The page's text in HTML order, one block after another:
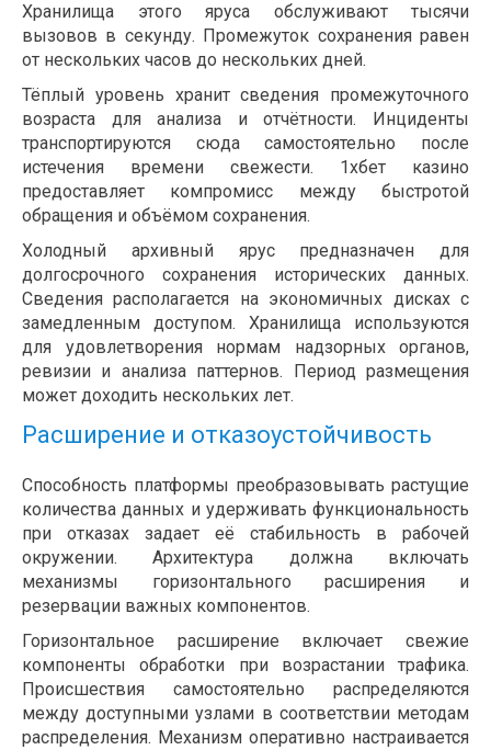
Хранилища этого яруса обслуживают тысячи
вызовов в секунду. Промежуток сохранения равен
от нескольких часов до нескольких дней.
Тёплый уровень хранит сведения промежуточного
возраста для анализа и отчётности. Инциденты
транспортируются сюда самостоятельно после
истечения времени свежести. 1хбет казино
предоставляет компромисс между быстротой
обращения и объёмом сохранения.
Холодный архивный ярус предназначен для
долгосрочного сохранения исторических данных.
Сведения располагается на экономичных дисках с
замедленным доступом. Хранилища используются
для удовлетворения нормам надзорных органов,
ревизии и анализа паттернов. Период размещения
может доходить нескольких лет.
Расширение и отказоустойчивость
Способность платформы преобразовывать растущие
количества данных и удерживать функциональность
при отказах задает её стабильность в рабочей
окружении. Архитектура должна включать
механизмы горизонтального расширения и
резервации важных компонентов.
Горизонтальное расширение включает свежие
компоненты обработки при возрастании трафика.
Происшествия самостоятельно распределяются
между доступными узлами в соответствии методам
распределения. Механизм оперативно настраивается